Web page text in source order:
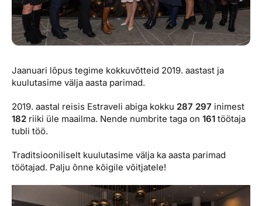
Reisikonsultandi teenus
Tule tööle
Jaanuari lõpus tegime kokkuvõtteid 2019. aastast ja
kuulutasime välja aasta parimad.
2019. aastal reisis Estraveli abiga kokku 287 297 inimest
182 riiki üle maailma. Nende numbrite taga on 161 töötaja
tubli töö.
Traditsiooniliselt kuulutasime välja ka aasta parimad
töötajad. Palju õnne kõigile võitjatele!